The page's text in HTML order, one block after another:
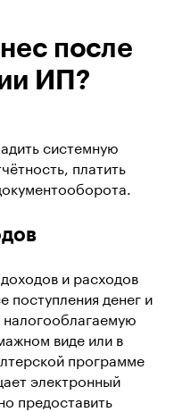
после
ИП?
системную
платить
и расходов
поступления денег и
виде или в
программе
электронный
предоставить